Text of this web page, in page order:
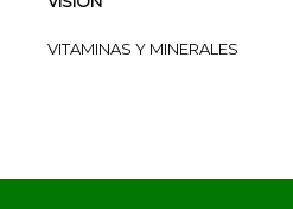
VITAMINAS Y MINERALES